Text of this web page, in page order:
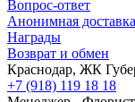
Вопрос-ответ
Анонимная
Награды
Возврат и обмен
Краснодар, ЖК
+7 (918) 119 18 18